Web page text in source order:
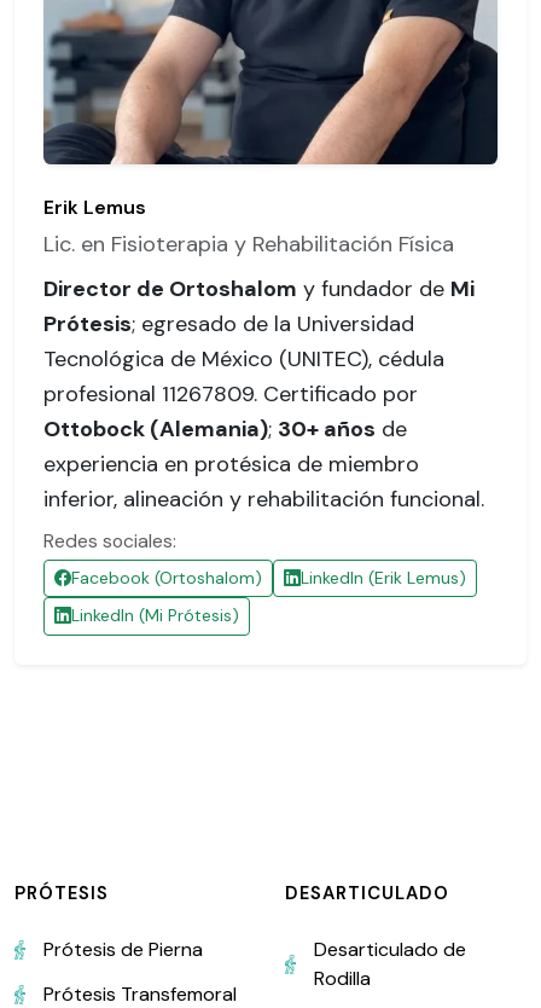
Erik Lemus
Lic. en Fisioterapia y Rehabilitación Física
Director de Ortoshalom y fundador de Mi
Prótesis; egresado de la Universidad
Tecnológica de México (UNITEC), cédula
profesional 11267809. Certificado por
Ottobock (Alemania); 30+ años de
experiencia en protésica de miembro
inferior, alineación y rehabilitación funcional.
Redes sociales:
Facebook (Ortoshalom)
LinkedIn (Erik Lemus)
LinkedIn (Mi Prótesis)
PRÓTESIS
Prótesis de Pierna
Prótesis Transfemoral
DESARTICULADO
Desarticulado de
Rodilla